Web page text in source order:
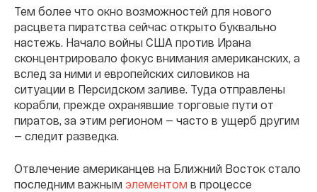
Тем более что окно возможностей для нового
расцвета пиратства сейчас открыто буквально
настежь. Начало войны США против Ирана
сконцентрировало фокус внимания американских, а
вслед за ними и европейских силовиков на
ситуации в Персидском заливе. Туда отправлены
корабли, прежде охранявшие торговые пути от
пиратов, за этим регионом — часто в ущерб другим
— следит разведка.
Отвлечение американцев на Ближний Восток стало
последним важным элементом в процессе